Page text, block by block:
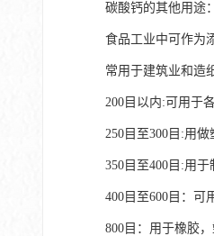
碳酸钙的其他用途：
食品工业中可作为
常用于建筑业和造
200目以内:可用于
250目至300目:用
350目至400目:用
400目至600目：可
800目：用于橡胶